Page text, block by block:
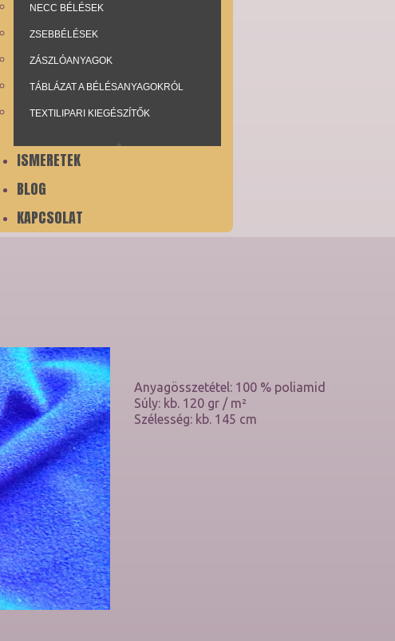
NECC BÉLÉSEK
ZSEBBÉLÉSEK
ZÁSZLÓANYAGOK
TÁBLÁZAT A BÉLÉSANYAGOKRÓL
TEXTILIPARI KIEGÉSZÍTŐK
ISMERETEK
BLOG
KAPCSOLAT
Anyagösszetétel: 100 % poliamid
Súly: kb. 120 gr / m²
Szélesség: kb. 145 cm